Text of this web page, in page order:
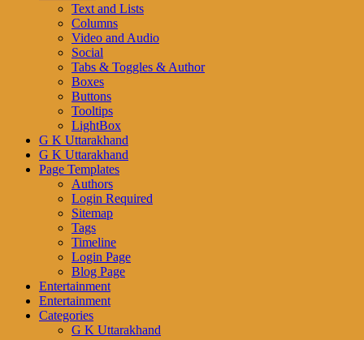
Text and Lists
Columns
Video and Audio
Social
Tabs & Toggles & Author
Boxes
Buttons
Tooltips
LightBox
G K Uttarakhand
G K Uttarakhand
Page Templates
Authors
Login Required
Sitemap
Tags
Timeline
Login Page
Blog Page
Entertainment
Entertainment
Categories
G K Uttarakhand